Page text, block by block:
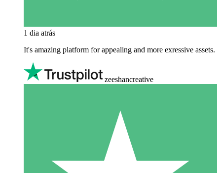
1 dia atrás
It's amazing platform for appealing and more exressive assets.
zeeshancreative